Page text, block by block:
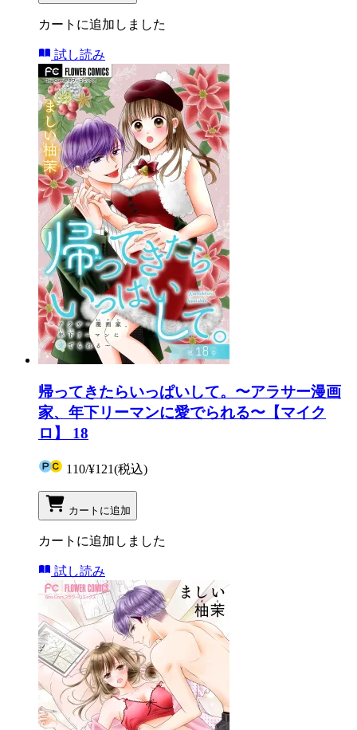
カートに追加しました
試し読み
帰ってきたらいっぱいして。〜アラサー漫画
家、年下リーマンに愛でられる〜【マイク
ロ】 18
110/¥121(税込)
カートに追加
カートに追加しました
試し読み